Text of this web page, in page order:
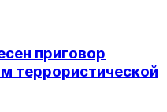
приговор
террористической